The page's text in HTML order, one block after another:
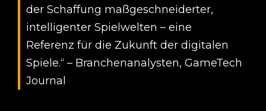
der Schaffung maßgeschneiderter,
intelligenter Spielwelten – eine
Referenz für die Zukunft der digitalen
Spiele.“ – Branchenanalysten, GameTech
Journal